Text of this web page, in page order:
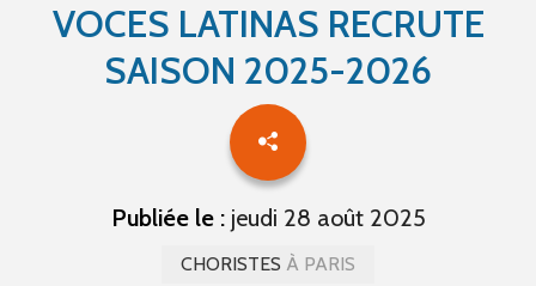
VOCES LATINAS RECRUTE
SAISON 2025-2026
Publiée le :jeudi 28 août 2025
CHORISTES À PARIS